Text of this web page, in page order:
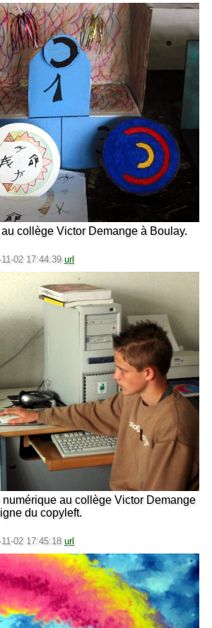
collège Victor Demange à Boulay.
02 17:44:39 url
au collège Victor Demange
du copyleft.
02 17:45:18 url